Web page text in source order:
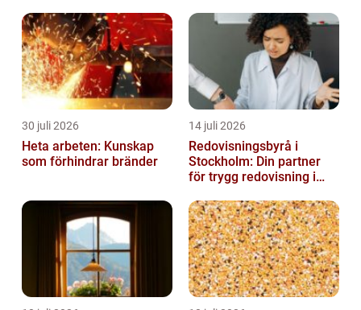
30 juli 2026
Heta arbeten: Kunskap
som förhindrar bränder
14 juli 2026
Redovisningsbyrå i
Stockholm: Din partner
för trygg redovisning i